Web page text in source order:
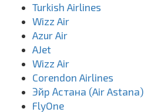
Turkish Airlines
Wizz Air
Azur Air
AJet
Wizz Air
Corendon Airlines
Эйр Астана (Air Astana)
FlyOne